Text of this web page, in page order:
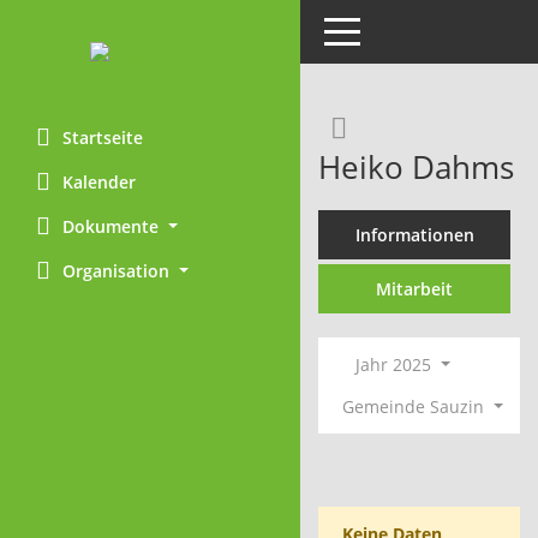
Startseite
Kalender
Dokumente
Organisation
Toggle navigation
Heiko Dahms
Informationen
Mitarbeit
Jahr 2025
Gemeinde Sauzin